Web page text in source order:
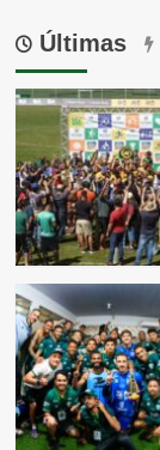
Últimas